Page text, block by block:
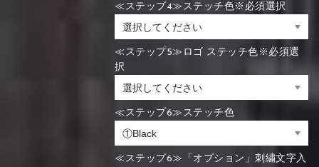
≪ステップ4≫ステッチ色※必須選択
≪ステップ5≫ロゴ ステッチ色※必須選
択
≪ステップ6≫ステッチ色
≪ステップ6≫「オプション」刺繍文字入